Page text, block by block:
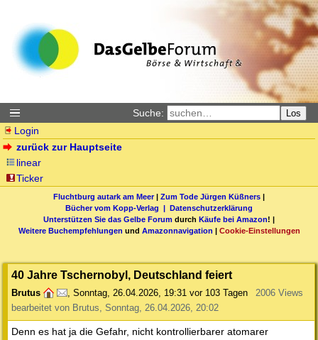
Suche: Los
Login
zurück zur Hauptseite
linear
Ticker
Fluchtburg autark am Meer| Zum Tode Jürgen Küßners |
Bücher vom Kopp-Verlag | Datenschutzerklärung
Unterstützen Sie das Gelbe Forum durch Käufe bei Amazon! |
Weitere Buchempfehlungen und Amazonnavigation | Cookie-Einstellungen
40 Jahre Tschernobyl, Deutschland feiert
Brutus , Sonntag, 26.04.2026, 19:31 vor 103 Tagen
2006 Views
bearbeitet von Brutus, Sonntag, 26.04.2026, 20:02
Denn es hat ja die Gefahr, nicht kontrollierbarer atomarer